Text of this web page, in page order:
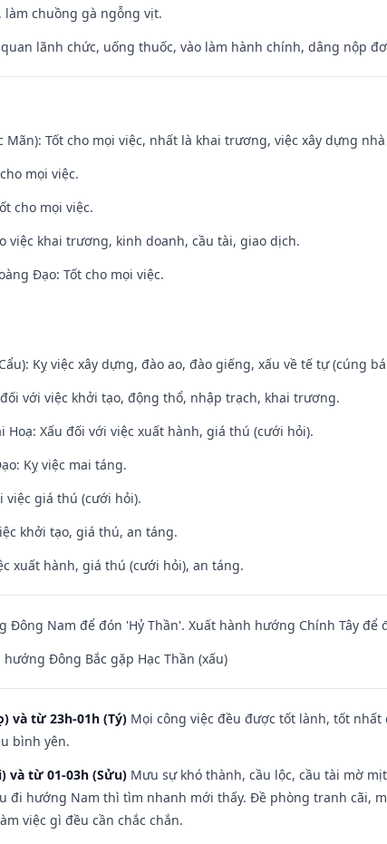
làm chuồng gà ngỗng vịt.
quan lãnh chức, uống thuốc, vào làm hành chính, dâng nộp
Mãn): Tốt cho mọi việc, nhất là khai trương, việc xây dựng
mọi việc.
cho mọi việc.
việc khai trương, kinh doanh, cầu tài, giao dịch.
Đạo: Tốt cho mọi việc.
Kỵ việc xây dựng, đào ao, đào giếng, xấu về tế tự (cúng
đối với việc khởi tạo, động thổ, nhập trạch, khai trương.
Hoạ: Xấu đối với việc xuất hành, giá thú (cưới hỏi).
Kỵ việc mai táng.
việc giá thú (cưới hỏi).
khởi tạo, giá thú, an táng.
xuất hành, giá thú (cưới hỏi), an táng.
Đông Nam để đón 'Hỷ Thần'. Xuất hành hướng Chính Tây để
Đông Bắc gặp Hạc Thần (xấu)
và từ 23h-01h (Tý) Mọi công việc đều được tốt lành, tốt
bình yên.
và từ 01-03h (Sửu) Mưu sự khó thành, cầu lộc, cầu tài mờ
đi hướng Nam thì tìm nhanh mới thấy. Đề phòng tranh cãi,
việc gì đều cần chắc chắn.